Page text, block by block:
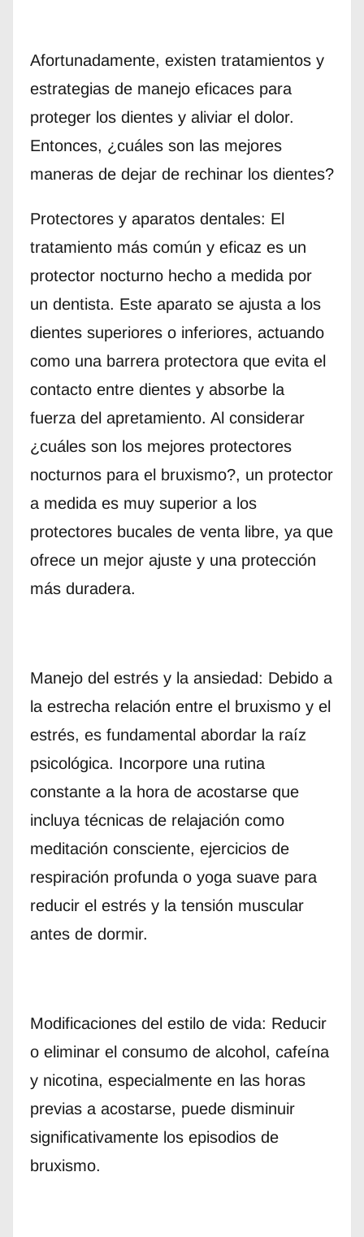
Afortunadamente, existen tratamientos y
estrategias de manejo eficaces para
proteger los dientes y aliviar el dolor.
Entonces, ¿cuáles son las mejores
maneras de dejar de rechinar los dientes?
Protectores y aparatos dentales: El
tratamiento más común y eficaz es un
protector nocturno hecho a medida por
un dentista. Este aparato se ajusta a los
dientes superiores o inferiores, actuando
como una barrera protectora que evita el
contacto entre dientes y absorbe la
fuerza del apretamiento. Al considerar
¿cuáles son los mejores protectores
nocturnos para el bruxismo?, un protector
a medida es muy superior a los
protectores bucales de venta libre, ya que
ofrece un mejor ajuste y una protección
más duradera.
Manejo del estrés y la ansiedad: Debido a
la estrecha relación entre el bruxismo y el
estrés, es fundamental abordar la raíz
psicológica. Incorpore una rutina
constante a la hora de acostarse que
incluya técnicas de relajación como
meditación consciente, ejercicios de
respiración profunda o yoga suave para
reducir el estrés y la tensión muscular
antes de dormir.
Modificaciones del estilo de vida: Reducir
o eliminar el consumo de alcohol, cafeína
y nicotina, especialmente en las horas
previas a acostarse, puede disminuir
significativamente los episodios de
bruxismo.